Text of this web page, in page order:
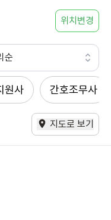
위치변경
순
원사 간호조무사
지도로 보기